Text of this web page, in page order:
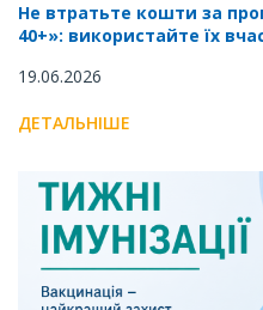
Не втратьте кошти за
40+»: використайте їх
19.06.2026
ДЕТАЛЬНІШЕ